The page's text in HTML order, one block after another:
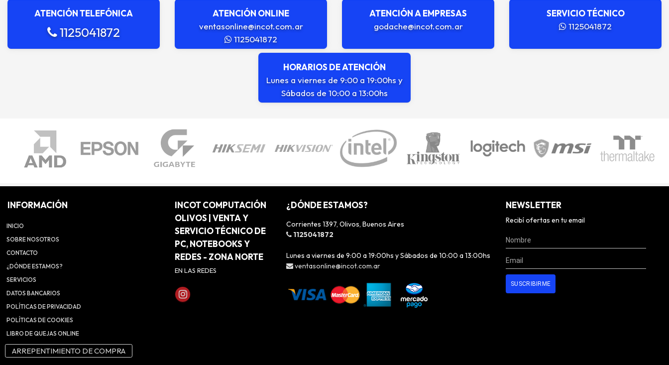
ATENCIÓN TELEFÓNICA
1125041872
ATENCIÓN ONLINE
ventasonline@incot.com.ar
1125041872
ATENCIÓN A EMPRESAS
godache@incot.com.ar
SERVICIO TÉCNICO
1125041872
HORARIOS DE ATENCIÓN
Lunes a viernes de 9:00 a 19:00hs y
Sábados de 10:00 a 13:00hs
INFORMACIÓN
INICIO
SOBRE NOSOTROS
CONTACTO
¿DÓNDE ESTAMOS?
SERVICIOS
DATOS BANCARIOS
POLÍTICAS DE PRIVACIDAD
POLÍTICAS DE COOKIES
LIBRO DE QUEJAS ONLINE
ARREPENTIMIENTO DE COMPRA
INCOT COMPUTACIÓN
OLIVOS | VENTA Y
SERVICIO TÉCNICO DE
PC, NOTEBOOKS Y
REDES - ZONA NORTE
EN LAS REDES
¿DÓNDE ESTAMOS?
Corrientes 1397, Olivos, Buenos Aires
1125041872
Lunes a viernes de 9:00 a 19:00hs y Sábados de 10:00 a 13:00hs
ventasonline@incot.com.ar
NEWSLETTER
Recibí ofertas en tu email